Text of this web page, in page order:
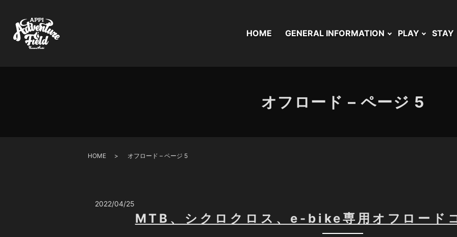
HOME GENERAL INFORMATION PLAY STAY
オフロード – ページ 5
HOME オフロード – ページ 5
2022/04/25
MTB、シクロクロス、e-bike専用オフロード